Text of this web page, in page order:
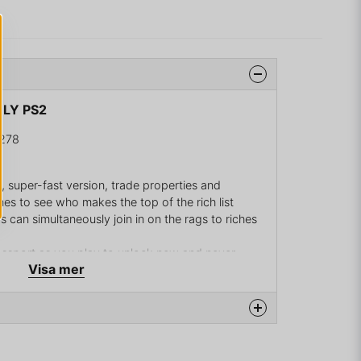
PS2
super-fast version, trade properties and
to see who makes the top of the rich list
can simultaneously join in on the rags to riches
as you play to unlock new and never-
Visa mer
produkten...